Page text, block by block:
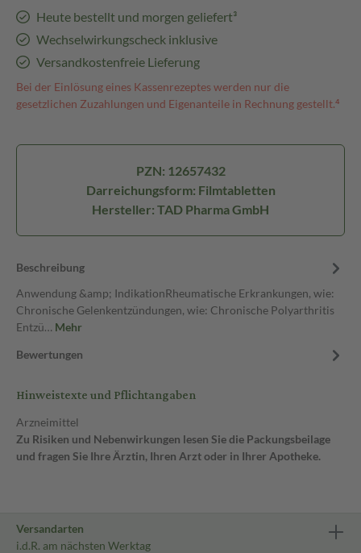
Heute bestellt und morgen geliefert³
Wechselwirkungscheck inklusive
Versandkostenfreie Lieferung
Bei der Einlösung eines Kassenrezeptes werden nur die
gesetzlichen Zuzahlungen und Eigenanteile in Rechnung gestellt.⁴
PZN: 12657432
Darreichungsform: Filmtabletten
Hersteller: TAD Pharma GmbH
Beschreibung
Anwendung &amp; IndikationRheumatische Erkrankungen, wie:
Chronische Gelenkentzündungen, wie: Chronische Polyarthritis
Entzü… Mehr
Bewertungen
Hinweistexte und Pflichtangaben
Arzneimittel
Zu Risiken und Nebenwirkungen lesen Sie die Packungsbeilage
und fragen Sie Ihre Ärztin, Ihren Arzt oder in Ihrer Apotheke.
Versandarten
i.d.R. am nächsten Werktag